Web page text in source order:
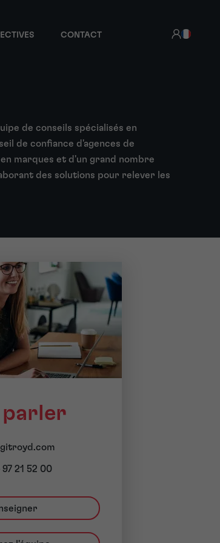
CONTACT
de conseils spécialisés en
de confiance d'agences de
marques et d'un grand nombre
des solutions pour relever les
parler
21 52 00